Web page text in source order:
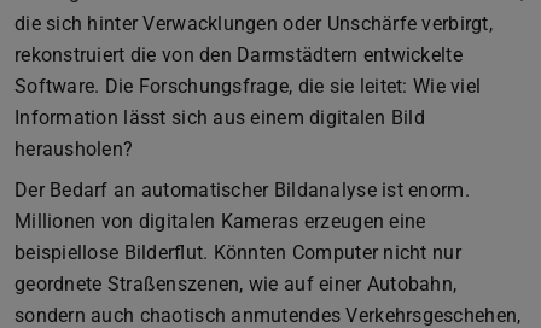
die sich hinter Verwacklungen oder Unschärfe verbirgt,
rekonstruiert die von den Darmstädtern entwickelte
Software. Die Forschungsfrage, die sie leitet: Wie viel
Information lässt sich aus einem digitalen Bild
herausholen?
Der Bedarf an automatischer Bildanalyse ist enorm.
Millionen von digitalen Kameras erzeugen eine
beispiellose Bilderflut. Könnten Computer nicht nur
geordnete Straßenszenen, wie auf einer Autobahn,
sondern auch chaotisch anmutendes Verkehrsgeschehen,